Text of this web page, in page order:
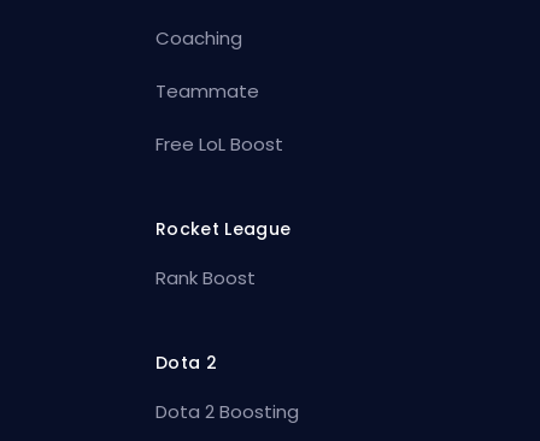
Coaching
Teammate
Free LoL Boost
Rocket League
Rank Boost
Dota 2
Dota 2 Boosting